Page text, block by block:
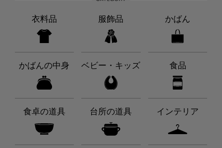
衣料品 服飾品 かばん
かばんの中身 ベビー・キッズ 食品
食卓の道具 台所の道具 インテリア